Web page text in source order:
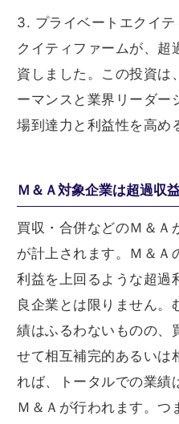
3. プライベートエクイ
クイティファームが、超
資しました。この投資は
ーマンスと業界リーダー
場到達力と利益性を高め
Ｍ＆Ａ対象企業は超過収
買収・合併などのＭ＆Ａ
が計上されます。Ｍ＆Ａ
利益を上回るような超過
良企業とは限りません。
績はふるわないものの、
せて相互補完的あるいは
れば、トータルでの業績
Ｍ＆Ａが行われます。つ